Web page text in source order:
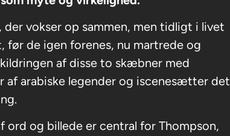
vokser op sammen, men tidligt i livet
før de igen forenes, nu martrede og
af disse to skæbner med
arabiske legender og iscenesætter det
ord og billede er central for Thompson,